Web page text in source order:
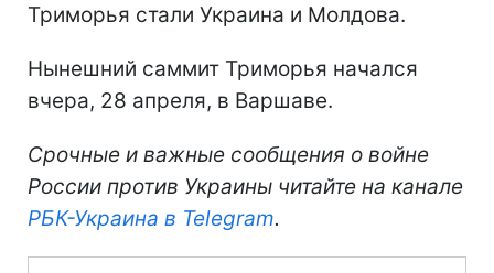
Триморья стали Украина и Молдова.
Нынешний саммит Триморья начался
вчера, 28 апреля, в Варшаве.
Срочные и важные сообщения о войне
России против Украины читайте на канале
РБК-Украина в Telegram.